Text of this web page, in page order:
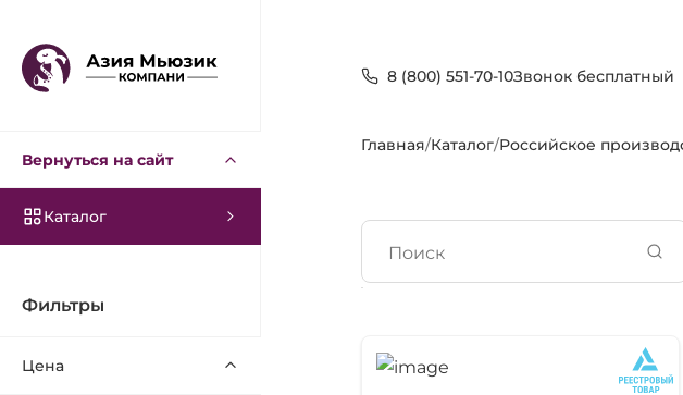
Вернуться на сайт
Каталог
Фильтры
Цена
8 (800) 551-70-10Звонок бесплатный
Главная/Каталог/Российское
Поиск